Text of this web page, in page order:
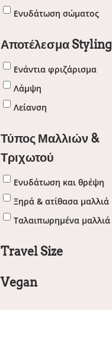
Ενυδάτωση σώματος
Αποτέλεσμα Styling
Ενάντια φριζάρισμα
Λάμψη
Λείανση
Τύπος Μαλλιών &
Τριχωτού
Ενυδάτωση και θρέψη
Ξηρά & ατίθασα μαλλιά
Ταλαιπωρημένα μαλλιά
Travel Size
Vegan